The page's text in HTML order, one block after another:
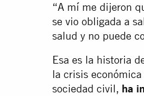
“A mí me dijeron
se vio obligada a
salud y no puede
Esa es la historia
la crisis
sociedad civil, ha